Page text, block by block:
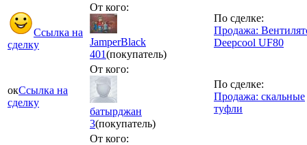
Ссылка на
сделку
От кого:
JamperBlack
401(покупатель)
По сделке:
Продажа:
Deepcool UF80
окСсылка на
сделку
От кого:
батырджан
3(покупатель)
По сделке:
Продажа: скальные
туфли
От кого: